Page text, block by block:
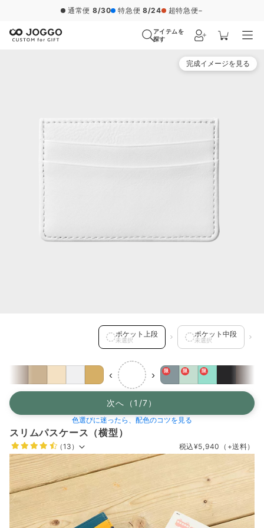
通常便 8/30 特急便 8/24 超特急便−
アイテムを
探す
完成イメージを見る
ポケット上段 を選択中 ポケット上段
未選択
ポケット中段
未選択
限 限 限
‹ ›
スリムパスケース（横型）
（13） 税込¥5,940 （+送料）
次へ（1/7）
色選びに迷ったら、配色のコツを見る